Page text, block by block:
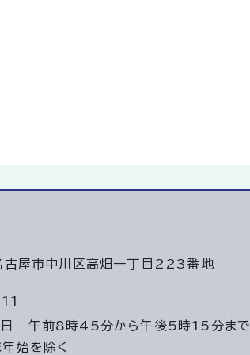
古屋市中川区高畑一丁目223番地
日 午前8時45分から午後5時15分まで
年始を除く